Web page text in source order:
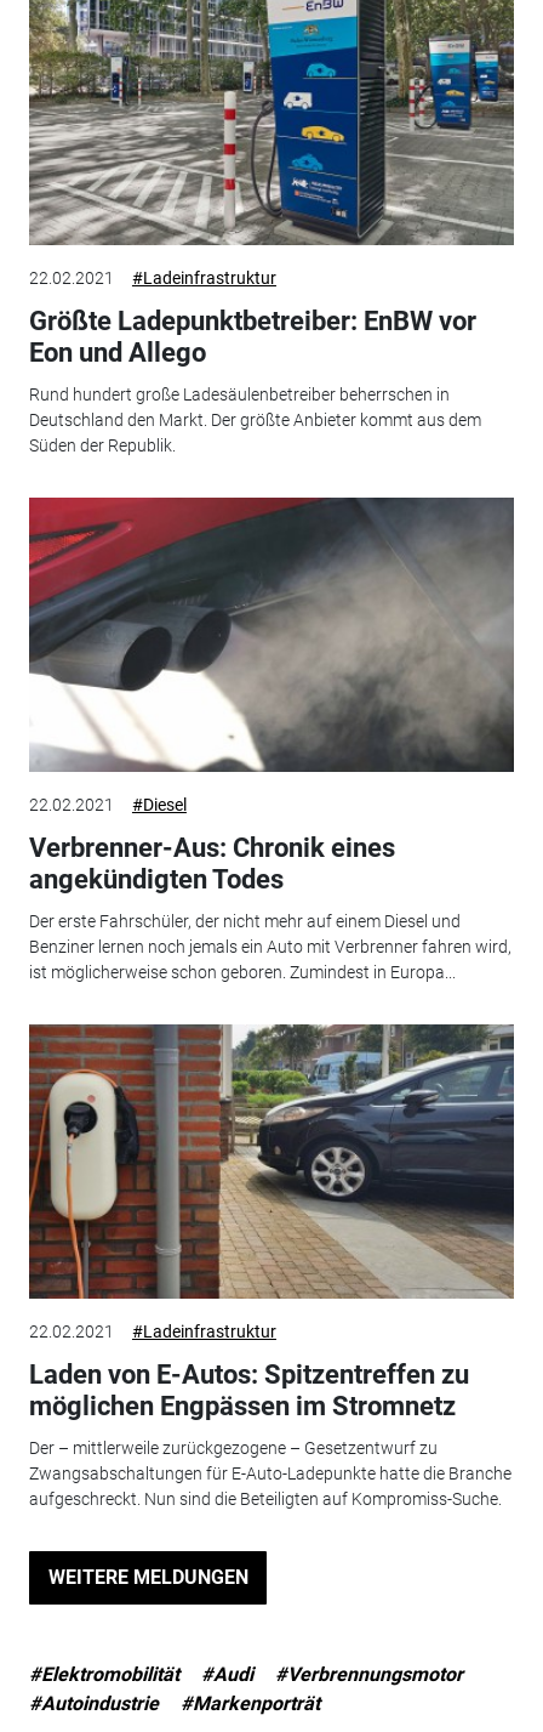
22.02.2021 #Ladeinfrastruktur
Größte Ladepunktbetreiber: EnBW vor
Eon und Allego
Rund hundert große Ladesäulenbetreiber beherrschen in
Deutschland den Markt. Der größte Anbieter kommt aus dem
Süden der Republik.
22.02.2021 #Diesel
Verbrenner-Aus: Chronik eines
angekündigten Todes
Der erste Fahrschüler, der nicht mehr auf einem Diesel und
Benziner lernen noch jemals ein Auto mit Verbrenner fahren wird,
ist möglicherweise schon geboren. Zumindest in Europa...
22.02.2021 #Ladeinfrastruktur
Laden von E-Autos: Spitzentreffen zu
möglichen Engpässen im Stromnetz
Der – mittlerweile zurückgezogene – Gesetzentwurf zu
Zwangsabschaltungen für E-Auto-Ladepunkte hatte die Branche
aufgeschreckt. Nun sind die Beteiligten auf Kompromiss-Suche.
WEITERE MELDUNGEN
#Elektromobilität #Audi
#Verbrennungsmotor
#Autoindustrie
#Markenporträt